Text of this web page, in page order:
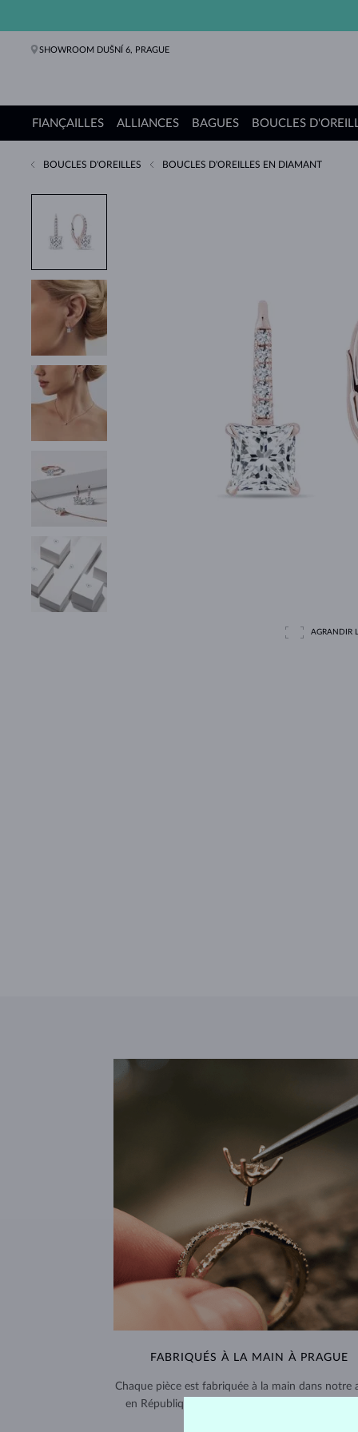
SHOWROOM DUŠNÍ 6, PRAGUE
FIANÇAILLES
Bagues de fiançailles
ALLIANCES
Alliances de mariage
BAGUES
Bagues
BOUCLES
Boucles d'oreilles
Colliers
Bracelets
Perles
Bijoux
Cadeaux
Collections KLENOTA
BOUCLES D'OREILLES BOUCLES D'OREILLES EN DIAMANT
AGRANDIR
FABRIQUÉS À LA MAIN À PRAGUE
Chaque pièce est fabriquée à la main dans notre
en République tchèque et expédiée dans le